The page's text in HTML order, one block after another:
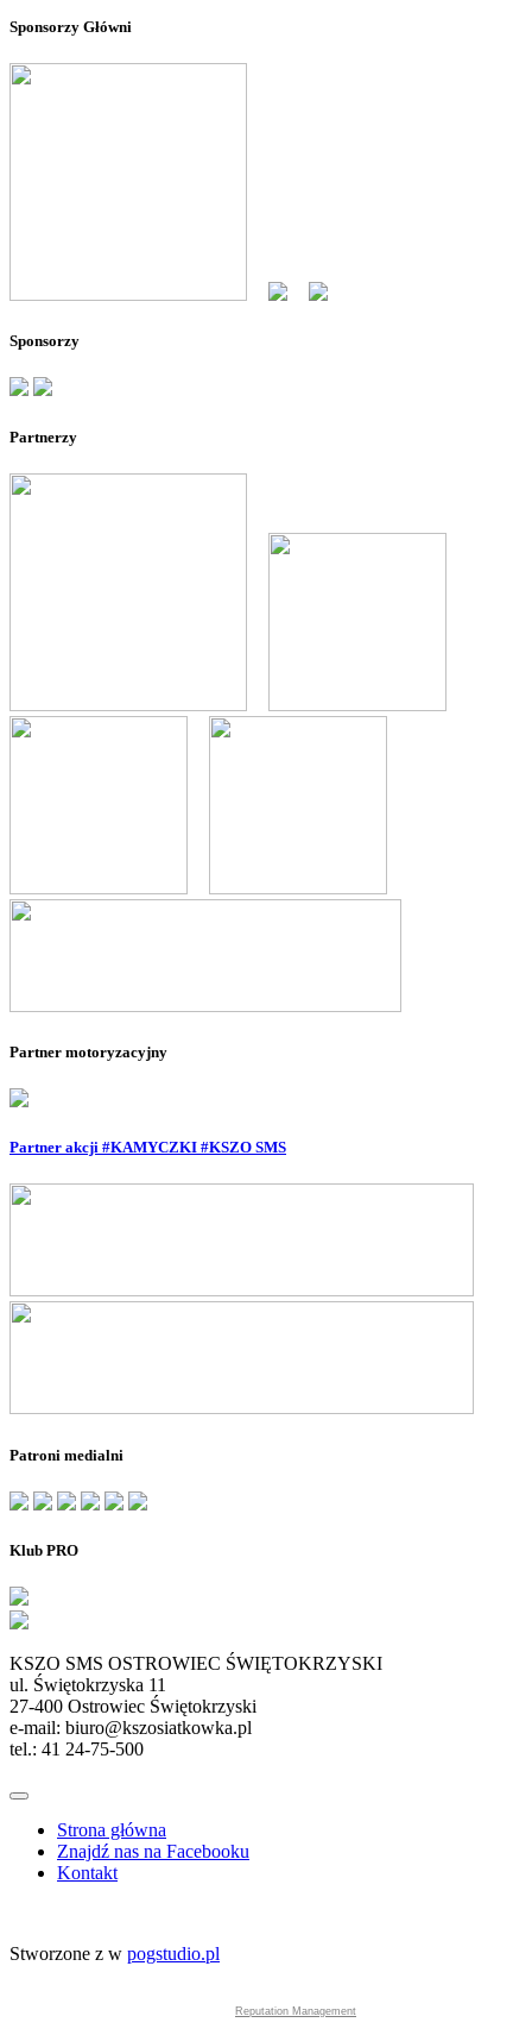
Sponsorzy Główni
Sponsorzy
Partnerzy
Partner motoryzacyjny
Partner akcji #KAMYCZKI #KSZO SMS
Patroni medialni
Klub PRO
KSZO SMS OSTROWIEC ŚWIĘTOKRZYSKI
ul. Świętokrzyska 11
27-400 Ostrowiec Świętokrzyski
e-mail: biuro@kszosiatkowka.pl
tel.: 41 24-75-500
Strona główna
Znajdź nas na Facebooku
Kontakt
Stworzone z w pogstudio.pl
Reputation Management